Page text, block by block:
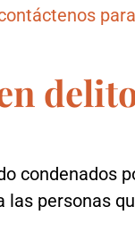
condenados
las personas